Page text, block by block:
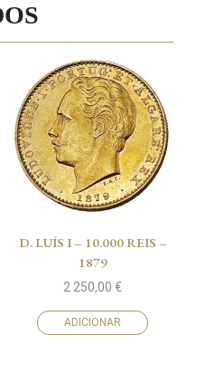
D. LUÍS I – 10.000 REIS –
1879
2 250,00 €
ADICIONAR